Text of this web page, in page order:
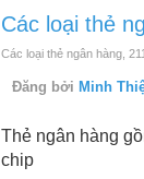
Các loại thẻ
Các loại thẻ ngân hàng,
Đăng bởi Minh
Thẻ ngân hàng
chip